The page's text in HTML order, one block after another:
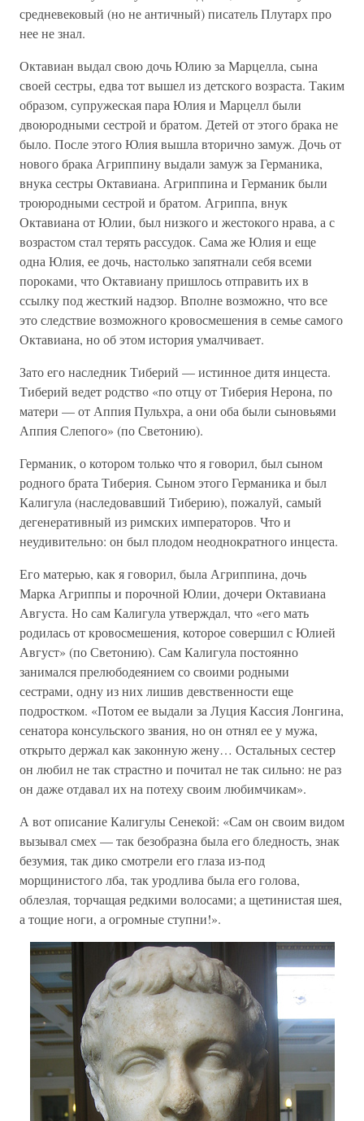
средневековый (но не античный) писатель Плутарх про
нее не знал.
Октавиан выдал свою дочь Юлию за Марцелла, сына
своей сестры, едва тот вышел из детского возраста. Таким
образом, супружеская пара Юлия и Марцелл были
двоюродными сестрой и братом. Детей от этого брака не
было. После этого Юлия вышла вторично замуж. Дочь от
нового брака Агриппину выдали замуж за Германика,
внука сестры Октавиана. Агриппина и Германик были
троюродными сестрой и братом. Агриппа, внук
Октавиана от Юлии, был низкого и жестокого нрава, а с
возрастом стал терять рассудок. Сама же Юлия и еще
одна Юлия, ее дочь, настолько запятнали себя всеми
пороками, что Октавиану пришлось отправить их в
ссылку под жесткий надзор. Вполне возможно, что все
это следствие возможного кровосмешения в семье самого
Октавиана, но об этом история умалчивает.
Зато его наследник Тиберий — истинное дитя инцеста.
Тиберий ведет родство «по отцу от Тиберия Нерона, по
матери — от Аппия Пульхра, а они оба были сыновьями
Аппия Слепого» (по Светонию).
Германик, о котором только что я говорил, был сыном
родного брата Тиберия. Сыном этого Германика и был
Калигула (наследовавший Тиберию), пожалуй, самый
дегенеративный из римских императоров. Что и
неудивительно: он был плодом неоднократного инцеста.
Его матерью, как я говорил, была Агриппина, дочь
Марка Агриппы и порочной Юлии, дочери Октавиана
Августа. Но сам Калигула утверждал, что «его мать
родилась от кровосмешения, которое совершил с Юлией
Август» (по Светонию). Сам Калигула постоянно
занимался прелюбодеянием со своими родными
сестрами, одну из них лишив девственности еще
подростком. «Потом ее выдали за Луция Кассия Лонгина,
сенатора консульского звания, но он отнял ее у мужа,
открыто держал как законную жену… Остальных сестер
он любил не так страстно и почитал не так сильно: не раз
он даже отдавал их на потеху своим любимчикам».
А вот описание Калигулы Сенекой: «Сам он своим видом
вызывал смех — так безобразна была его бледность, знак
безумия, так дико смотрели его глаза из-под
морщинистого лба, так уродлива была его голова,
облезлая, торчащая редкими волосами; а щетинистая шея,
а тощие ноги, а огромные ступни!».